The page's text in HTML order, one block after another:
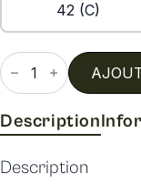
42 (C)
quantité
de
D0t13
Description
Description